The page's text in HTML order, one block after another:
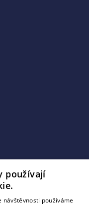
Praze
používají
návštěvnosti používáme